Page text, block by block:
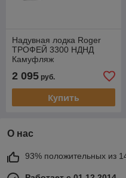
Надувная лодка Roger
ТРОФЕЙ 3300 НДНД
Камуфляж
2 095 руб.
Купить
О нас
93% положительных из